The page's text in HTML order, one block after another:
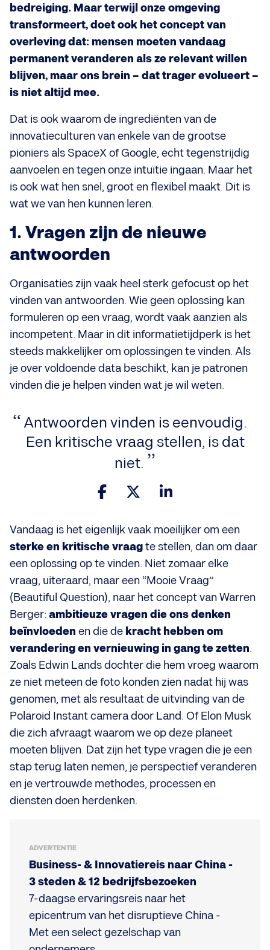
bedreiging. Maar terwijl onze omgeving
transformeert, doet ook het concept van
overleving dat: mensen moeten vandaag
permanent veranderen als ze relevant willen
blijven, maar ons brein – dat trager evolueert –
is niet altijd mee.
Dat is ook waarom de ingrediënten van de
innovatieculturen van enkele van de grootse
pioniers als SpaceX of Google, echt tegenstrijdig
aanvoelen en tegen onze intuïtie ingaan. Maar het
is ook wat hen snel, groot en flexibel maakt. Dit is
wat we van hen kunnen leren.
1. Vragen zijn de nieuwe
antwoorden
Organisaties zijn vaak heel sterk gefocust op het
vinden van antwoorden. Wie geen oplossing kan
formuleren op een vraag, wordt vaak aanzien als
incompetent. Maar in dit informatietijdperk is het
steeds makkelijker om oplossingen te vinden. Als
je over voldoende data beschikt, kan je patronen
vinden die je helpen vinden wat je wil weten.
Antwoorden vinden is eenvoudig.
Een kritische vraag stellen, is dat
niet.
Vandaag is het eigenlijk vaak moeilijker om een
sterke en kritische vraagte stellen, dan om daar
een oplossing op te vinden. Niet zomaar elke
vraag, uiteraard, maar een “Mooie Vraag”
(Beautiful Question), naar het concept van Warren
Berger: ambitieuze vragen die ons denken
beïnvloeden en die de kracht hebben om
verandering en vernieuwing in gang te zetten.
Zoals Edwin Lands dochter die hem vroeg waarom
ze niet meteen de foto konden zien nadat hij was
genomen, met als resultaat de uitvinding van de
Polaroid Instant camera door Land. Of Elon Musk
die zich afvraagt waarom we op deze planeet
moeten blijven. Dat zijn het type vragen die je een
stap terug laten nemen, je perspectief veranderen
en je vertrouwde methodes, processen en
diensten doen herdenken.
ADVERTENTIE
Business- & Innovatiereis naar China -
3 steden & 12 bedrijfsbezoeken
7-daagse ervaringsreis naar het
epicentrum van het disruptieve China -
Met een select gezelschap van